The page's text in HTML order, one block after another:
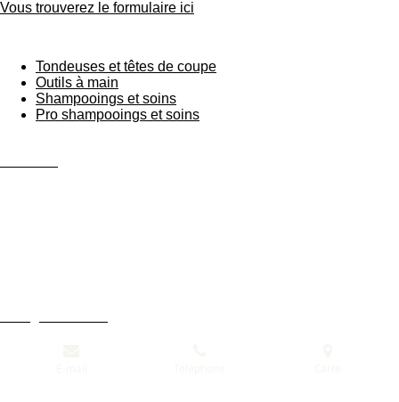
Vous trouverez le formulaire ici
Tondeuses et têtes de coupe
Outils à main
Shampooings et soins
Pro shampooings et soins